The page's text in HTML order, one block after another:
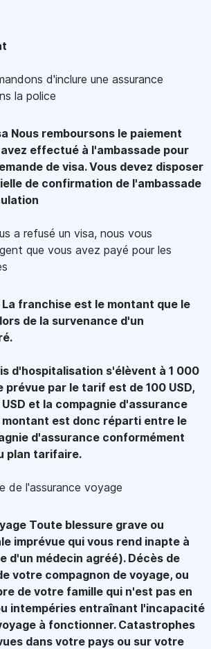
d'inclure une assurance
la police
Nous remboursons le paiement
effectué à l'ambassade pour
de visa. Vous devez disposer
de confirmation de l'ambassade
a refusé un visa, nous vous
que vous avez payé pour les
La franchise est le montant que le
de la survenance d'un
d'hospitalisation s'élèvent à 1 000
prévue par le tarif est de 100 USD,
et la compagnie d'assurance
montant est donc réparti entre le
d'assurance conformément
plan tarifaire.
de l'assurance voyage
Toute blessure grave ou
imprévue qui vous rend inapte à
d'un médecin agréé). Décès de
votre compagnon de voyage, ou
de votre famille qui n'est pas en
intempéries entraînant l'incapacité
à fonctionner. Catastrophes
dans votre pays ou sur votre